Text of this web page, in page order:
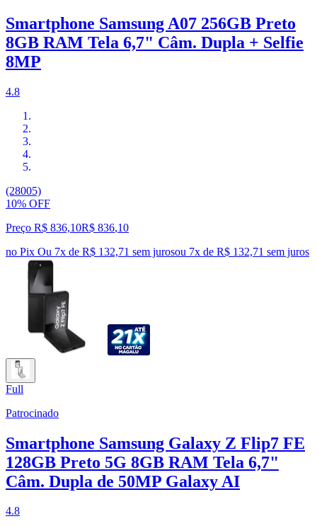
Smartphone Samsung A07 256GB Preto
8GB RAM Tela 6,7" Câm. Dupla + Selfie
8MP
4.8
(28005)
10% OFF
Preço R$ 836,10R$ 836,10
no Pix Ou 7x de R$ 132,71 sem jurosou 7x de R$ 132,71 sem juros
Full
Patrocinado
Smartphone Samsung Galaxy Z Flip7 FE
128GB Preto 5G 8GB RAM Tela 6,7"
Câm. Dupla de 50MP Galaxy AI
4.8